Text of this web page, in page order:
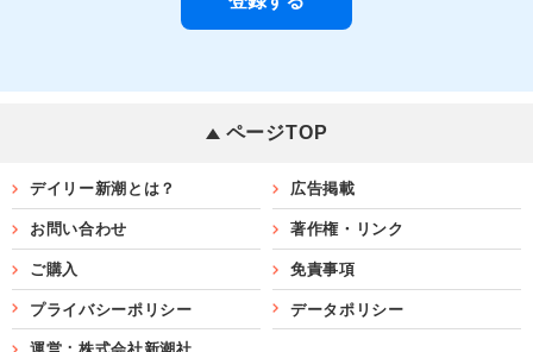
ページTOP
デイリー新潮とは？ 広告掲載
お問い合わせ 著作権・リンク
ご購入 免責事項
プライバシーポリシー データポリシー